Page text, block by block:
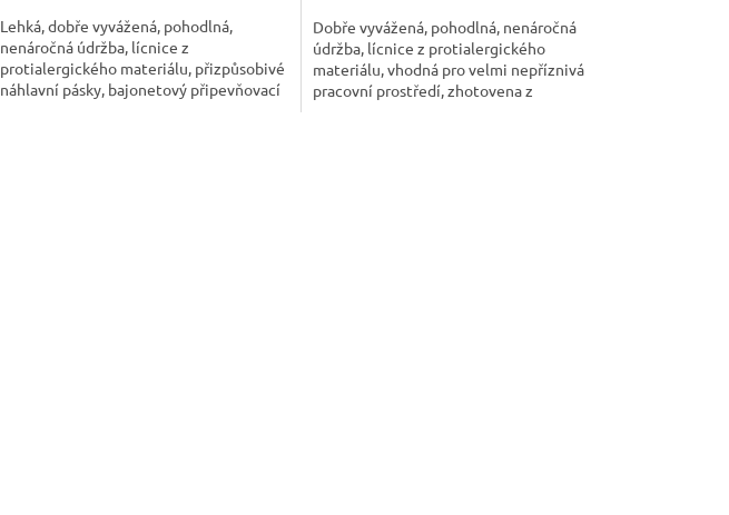
Lehká, dobře vyvážená, pohodlná,
nenáročná údržba, lícnice z
protialergického materiálu, přizpůsobivé
náhlavní pásky, bajonetový připevňovací
Dobře vyvážená, pohodlná, nenáročná
údržba, lícnice z protialergického
materiálu, vhodná pro velmi nepříznivá
pracovní prostředí, zhotovena z